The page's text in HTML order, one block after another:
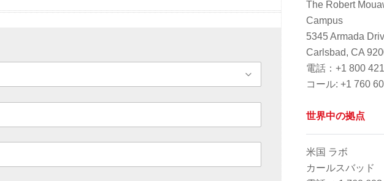
The Robert
Campus
5345 Armada
Carlsbad, CA
電話：+1 800
コー​​ル: +1 760
世界中の拠点
米国 ラボ
カールスバッド